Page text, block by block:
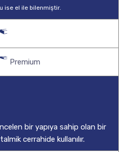
ise el ile bilenmiştir.
Premium
bir yapıya sahip olan bir
cerrahide kullanılır.